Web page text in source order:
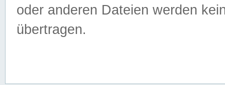
oder anderen Dateien werden
übertragen.